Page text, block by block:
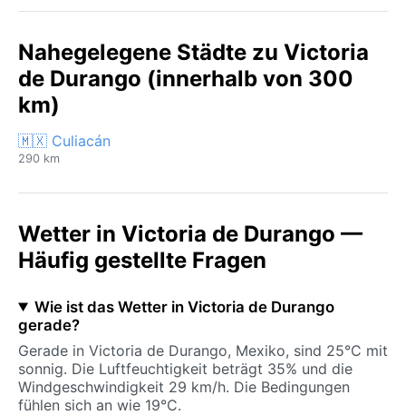
Nahegelegene Städte zu Victoria
de Durango (innerhalb von 300
km)
🇲🇽 Culiacán
290 km
Wetter in Victoria de Durango —
Häufig gestellte Fragen
Wie ist das Wetter in Victoria de Durango
gerade?
Gerade in Victoria de Durango, Mexiko, sind 25°C mit
sonnig. Die Luftfeuchtigkeit beträgt 35% und die
Windgeschwindigkeit 29 km/h. Die Bedingungen
fühlen sich an wie 19°C.